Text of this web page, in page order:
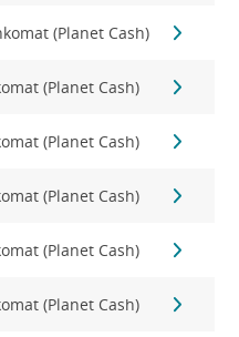
(Planet Cash)
(Planet Cash)
(Planet Cash)
(Planet Cash)
(Planet Cash)
(Planet Cash)